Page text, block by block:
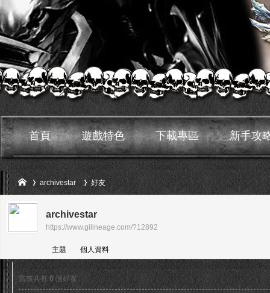
首頁 遊戲特色 下載專區 新手攻
›
archivestar 好友
archivestar
https://www.gilineage.com/?12892
主題 個人資料
當前共有0 個好友